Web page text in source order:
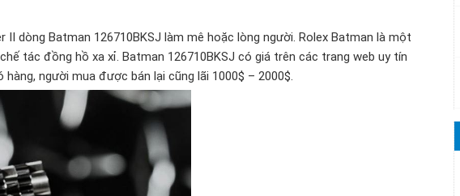
dòng Batman 126710BKSJ làm mê hoặc lòng người. Rolex Batman là một
tác đồng hồ xa xỉ. Batman 126710BKSJ có giá trên các trang web uy tín
người mua được bán lại cũng lãi 1000$ – 2000$.